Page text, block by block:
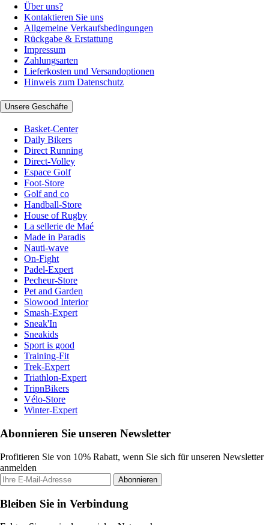
Über uns?
Kontaktieren Sie uns
Allgemeine Verkaufsbedingungen
Rückgabe & Erstattung
Impressum
Zahlungsarten
Lieferkosten und Versandoptionen
Hinweis zum Datenschutz
Unsere Geschäfte
Basket-Center
Daily Bikers
Direct Running
Direct-Volley
Espace Golf
Foot-Store
Golf and co
Handball-Store
House of Rugby
La sellerie de Maé
Made in Paradis
Nauti-wave
On-Fight
Padel-Expert
Pecheur-Store
Pet and Garden
Slowood Interior
Smash-Expert
Sneak'In
Sneakids
Sport is good
Training-Fit
Trek-Expert
Triathlon-Expert
TripnBikers
Vélo-Store
Winter-Expert
Abonnieren Sie unseren Newsletter
Profitieren Sie von 10% Rabatt, wenn Sie sich für unseren Newsletter
anmelden
Abonnieren
Bleiben Sie in Verbindung